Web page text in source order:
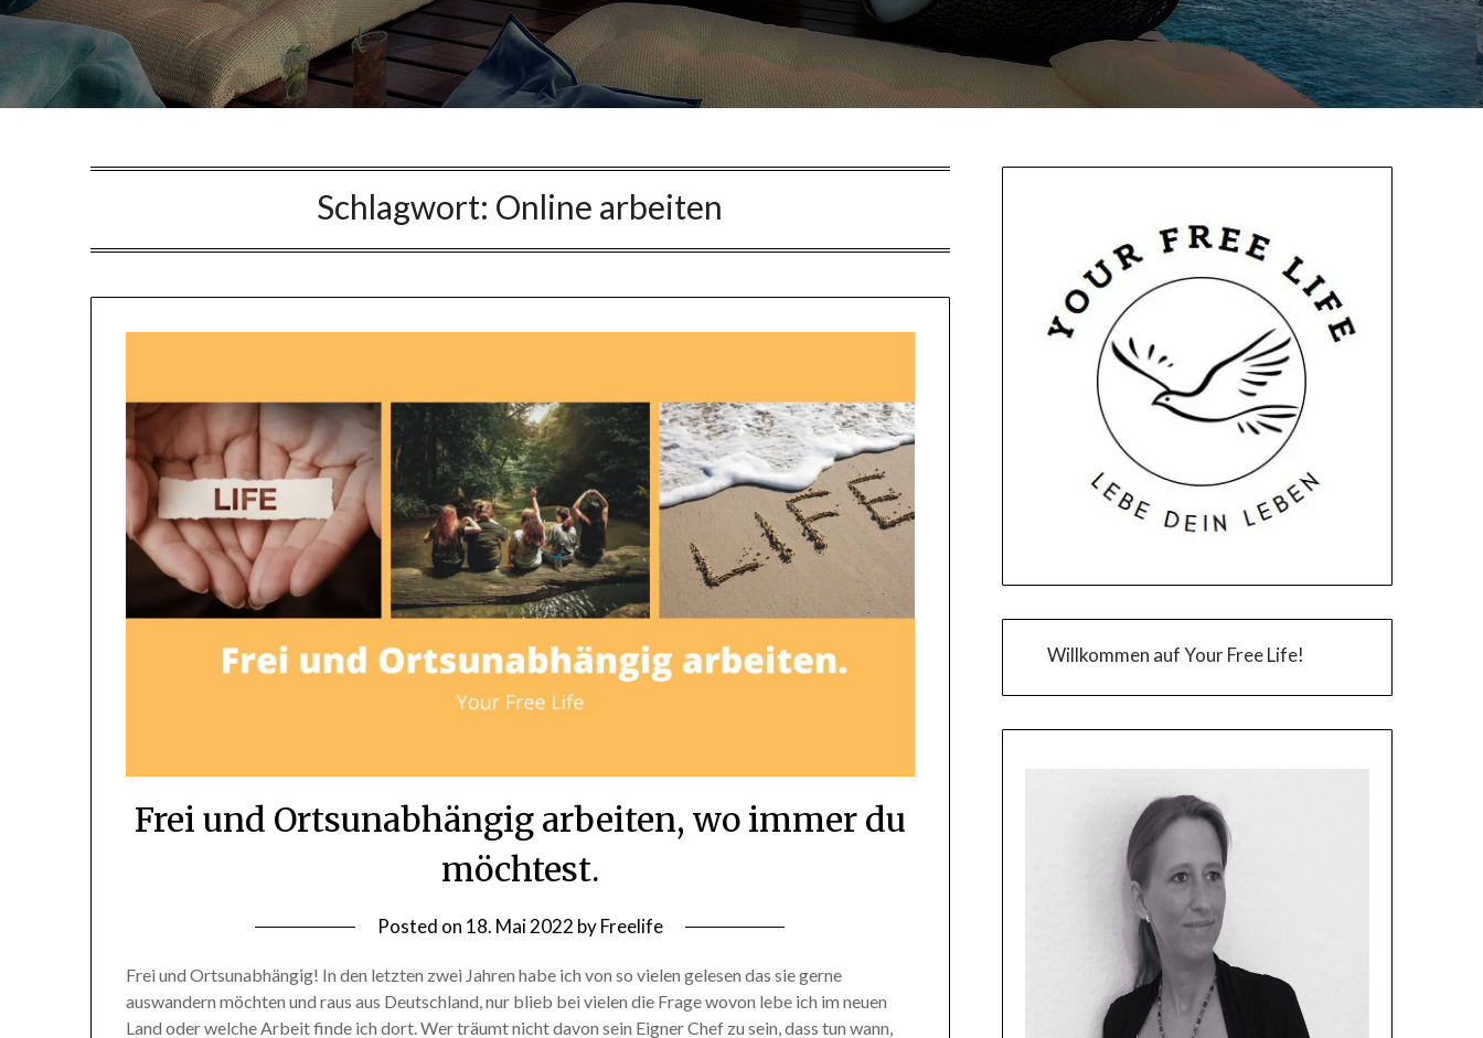
Schlagwort: Online arbeiten
Frei und Ortsunabhängig arbeiten, wo immer du
möchtest.
Posted on 18. Mai 2022 byFreelife
Frei und Ortsunabhängig! In den letzten zwei Jahren habe ich von so vielen gelesen das sie gerne
auswandern möchten und raus aus Deutschland, nur blieb bei vielen die Frage wovon lebe ich im neuen
Land oder welche Arbeit finde ich dort. Wer träumt nicht davon sein Eigner Chef zu sein, dass tun wann,
Willkommen auf Your Free Life!